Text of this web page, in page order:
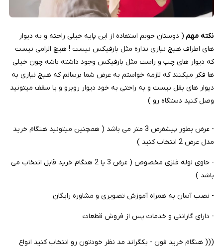
نکته مهم ( دوستان خوبم استفاده از این پایه خیلی راحته و به دیوار
های اطراف هیچ نیازی نداره مثل بارفیکس نیست ! هیچ الزامی نیست
که دیوار های چپ و راست مثل بارفیکس وجود داشته باشه چون خیلی
ها فکر میکنند که لازمه خواستم به عرض شما برسانم که هیچ نیازی به
دیوار های بقل نیست و به راحتی به خود دیوار روبرو و یا سقف میتونید
وصل کنید دستگاه رو )
- عرض بطور پیشفرض 3 متر می باشد ( همچنین میتونید هنگام خرید
مدل عرض 2 انتخاب کنید )
- حاوی لوله فلزی مخصوص ( عرض 3 یا 2 هنگام خرید قابل انتخاب می
باشد )
- نصب آسان به همراه آموزش تصویری و مشاوره رایگان
- دارای گارانتی و خدمات پس از فروش قطعات
((( هنگام خرید فون - بکگراند مد نظر خودتون رو انتخاب کنید انواع